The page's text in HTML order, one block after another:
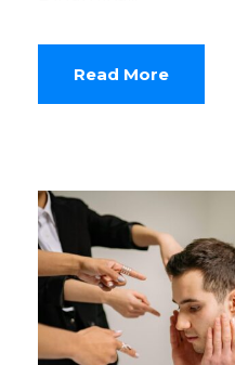
Read More